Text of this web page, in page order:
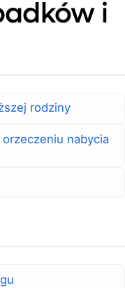
i
rodziny
nabycia